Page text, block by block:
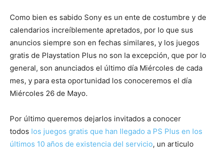
Como bien es sabido Sony es un ente de costumbre y de
calendarios increíblemente apretados, por lo que sus
anuncios siempre son en fechas similares, y los juegos
gratis de Playstation Plus no son la excepción, que por lo
general, son anunciados el último día Miércoles de cada
mes, y para esta oportunidad los conoceremos el día
Miércoles 26 de Mayo.
Por último queremos dejarlos invitados a conocer
todos los juegos gratis que han llegado a PS Plus en los
últimos 10 años de existencia del servicio, un articulo